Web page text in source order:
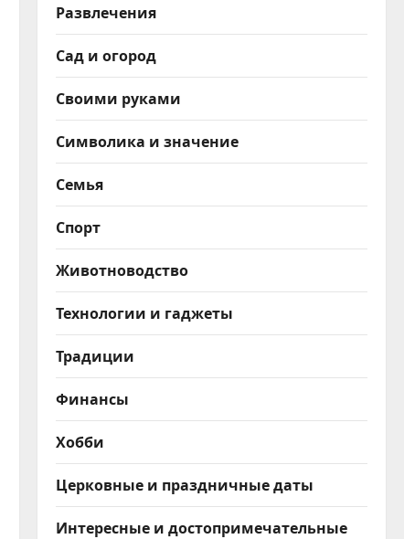
Развлечения
Сад и огород
Своими руками
Символика и значение
Семья
Спорт
Животноводство
Технологии и гаджеты
Традиции
Финансы
Хобби
Церковные и праздничные даты
Интересные и достопримечательные